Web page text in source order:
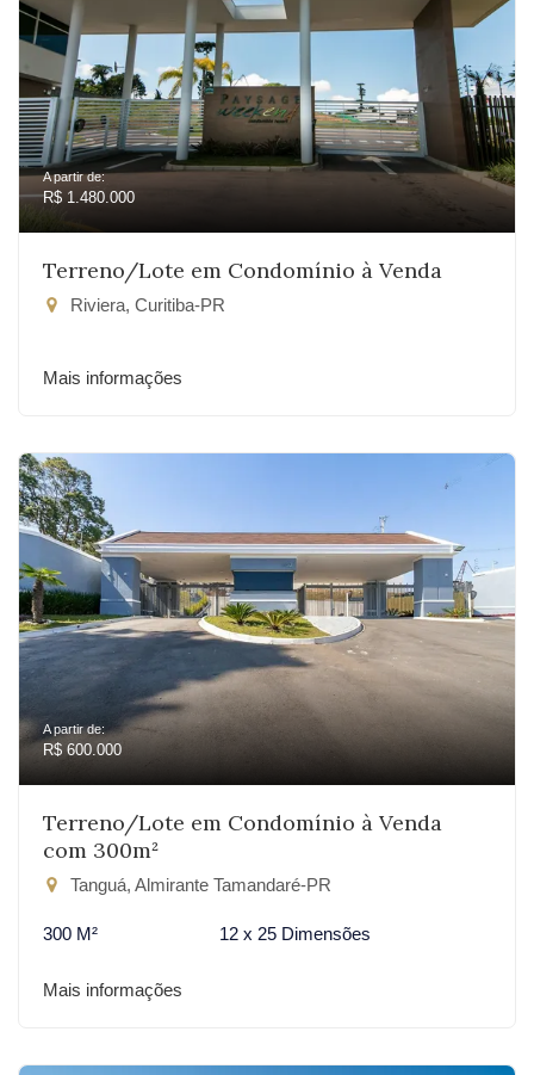
A partir de:
R$ 1.480.000
Terreno/Lote em Condomínio à Venda
Riviera, Curitiba-PR
Mais informações
A partir de:
R$ 600.000
Terreno/Lote em Condomínio à Venda
com 300m²
Tanguá, Almirante Tamandaré-PR
300 M² 12 x 25 Dimensões
Mais informações